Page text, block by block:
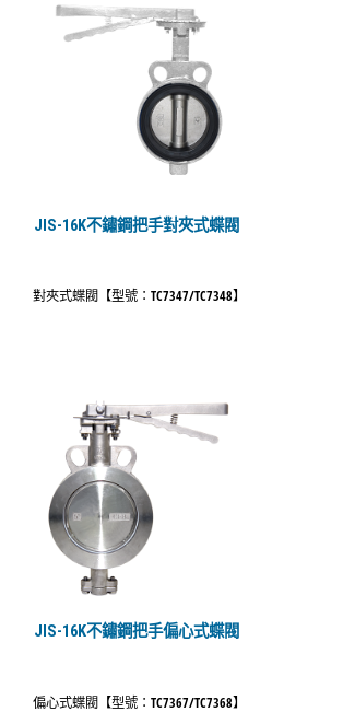
JIS-16K不鏽鋼把手對夾式蝶閥
對夾式蝶閥【型號：TC7347/TC7348】
JIS-16K不鏽鋼把手偏心式蝶閥
偏心式蝶閥【型號：TC7367/TC7368】